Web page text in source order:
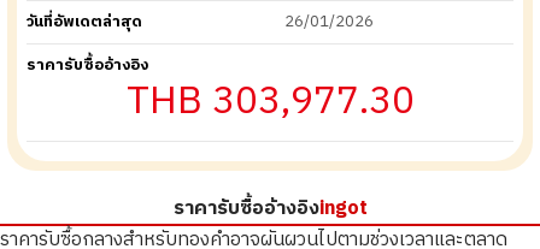
วันที่อัพเดตล่าสุด
26/01/2026
ราคารับซื้ออ้างอิง
THB 303,977.30
ราคารับซื้ออ้างอิงingot
ราคารับซื้อกลางสำหรับทองคำอาจผันผวนไปตามช่วงเวลาและตลาด